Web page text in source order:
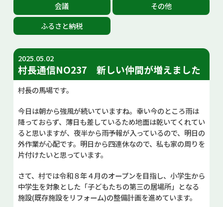
Select Language▼
会議
その他
ふるさと納税
2025.05.02
村長通信NO237 新しい仲間が増えました
村長の馬場です。
今日は朝から強風が続いていますね。幸い今のところ雨は
降っておらず、薄日も差しているため地面は乾いてくれてい
ると思いますが、夜半から雨予報が入っているので、明日の
外作業が心配です。明日から四連休なので、私も家の周りを
片付けたいと思っています。
さて、村では令和８年４月のオープンを目指し、小学生から
中学生を対象とした「子どもたちの第三の居場所」となる
施設(既存施設をリフォーム)の整備計画を進めています。